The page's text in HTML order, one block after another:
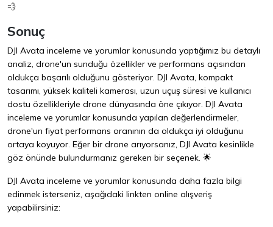
💨
Sonuç
DJI Avata inceleme ve yorumlar konusunda yaptığımız bu detaylı
analiz, drone'un sunduğu özellikler ve performans açısından
oldukça başarılı olduğunu gösteriyor. DJI Avata, kompakt
tasarımı, yüksek kaliteli kamerası, uzun uçuş süresi ve kullanıcı
dostu özellikleriyle drone dünyasında öne çıkıyor. DJI Avata
inceleme ve yorumlar konusunda yapılan değerlendirmeler,
drone'un fiyat performans oranının da oldukça iyi olduğunu
ortaya koyuyor. Eğer bir drone arıyorsanız, DJI Avata kesinlikle
göz önünde bulundurmanız gereken bir seçenek. 🌟
DJI Avata inceleme ve yorumlar konusunda daha fazla bilgi
edinmek isterseniz, aşağıdaki linkten online alışveriş
yapabilirsiniz: